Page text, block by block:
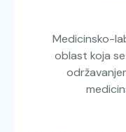
Medicinsko-
oblast koja